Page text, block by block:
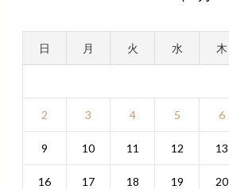
日 月 火 水 木
2 3 4 5 6
9 10 11 12 13
16 17 18 19 20